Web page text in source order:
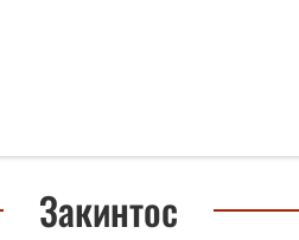
Закинтос